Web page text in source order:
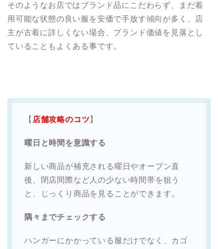
そのようなお店ではブランド品にこだわらず、まだ着
用可能な状態の良い服を安価で手放す傾向が多く、店
主が古着に詳しくない場合、ブランド価値を見落とし
ていることもよくある事です。
【 店舗攻略のコツ 】
曜日と時間を意識する
新しい商品が補充される曜日やオープン直
後、閉店間際など人の少ない時間帯を狙う
と、じっくり商品を見ることができます。
隅々までチェックする
ハンガーにかかっている服だけでなく、カゴ